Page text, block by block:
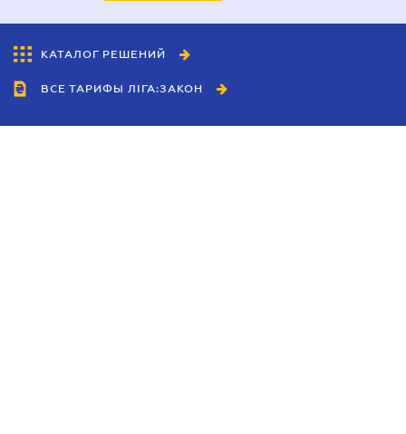
КАТАЛОГ РЕШЕНИЙ
ВСЕ ТАРИФЫ ЛІГА:ЗАКОН